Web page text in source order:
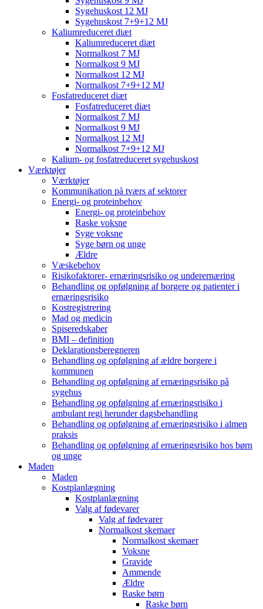
Sygehuskost 12 MJ
Sygehuskost 7+9+12 MJ
Kaliumreduceret diæt
Kaliumreduceret diæt
Normalkost 7 MJ
Normalkost 9 MJ
Normalkost 12 MJ
Normalkost 7+9+12 MJ
Fosfatreduceret diæt
Fosfatreduceret diæt
Normalkost 7 MJ
Normalkost 9 MJ
Normalkost 12 MJ
Normalkost 7+9+12 MJ
Kalium- og fosfatreduceret sygehuskost
Værktøjer
Værktøjer
Kommunikation på tværs af sektorer
Energi- og proteinbehov
Energi- og proteinbehov
Raske voksne
Syge voksne
Syge børn og unge
Ældre
Væskebehov
Risikofaktorer- ernæringsrisiko og underernæring
Behandling og opfølgning af borgere og patienter i
ernæringsrisiko
Kostregistrering
Mad og medicin
Spiseredskaber
BMI – definition
Deklarationsberegneren
Behandling og opfølgning af ældre borgere i
kommunen
Behandling og opfølgning af ernæringsrisiko på
sygehus
Behandling og opfølgning af ernæringsrisiko i
ambulant regi herunder dagsbehandling
Behandling og opfølgning af ernæringsrisiko i almen
praksis
Behandling og opfølgning af ernæringsrisiko hos børn
og unge
Maden
Maden
Kostplanlægning
Kostplanlægning
Valg af fødevarer
Valg af fødevarer
Normalkost skemaer
Normalkost skemaer
Voksne
Gravide
Ammende
Ældre
Raske børn
Raske børn